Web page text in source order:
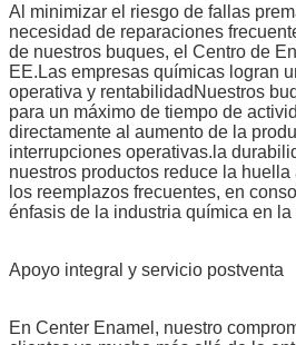
Al minimizar el riesgo de fallas
necesidad de reparaciones
de nuestros buques, el Centro de
EE.Las empresas químicas logran
operativa y rentabilidadNuestros
para un máximo de tiempo de
directamente al aumento de la
interrupciones operativas.la
nuestros productos reduce la
los reemplazos frecuentes, en
énfasis de la industria química en
Apoyo integral y servicio postventa
En Center Enamel, nuestro